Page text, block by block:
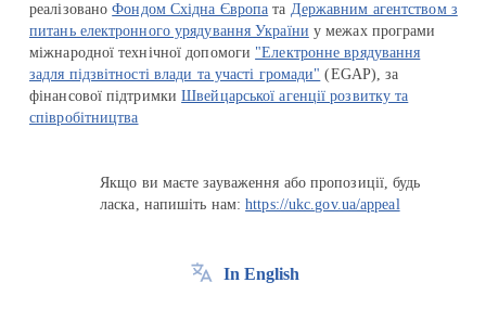
реалізованоФондом Східна Європа та Державним агентством з
питань електронного урядування України у межах програми
міжнародної технічної допомоги "Електронне врядування
задля підзвітності влади та участі громади" (EGAP), за
фінансової підтримкиШвейцарської агенції розвитку та
співробітництва
Якщо ви маєте зауваження або пропозиції, будь
ласка, напишіть нам:https://ukc.gov.ua/appeal
In English